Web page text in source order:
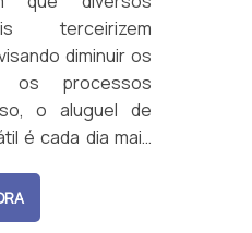
terceirizem
diminuir os
os processos
o aluguel de
é cada dia mais
AS PRINCIPAIS
DO